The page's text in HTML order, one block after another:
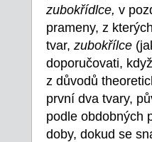
zubokřídlce, v
prameny, z
tvar, zubokřílce
doporučovati,
z důvodů
první dva tvary,
podle obdobných
doby, dokud se